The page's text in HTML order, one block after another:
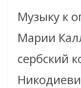
Музыку к
Марии
сербский